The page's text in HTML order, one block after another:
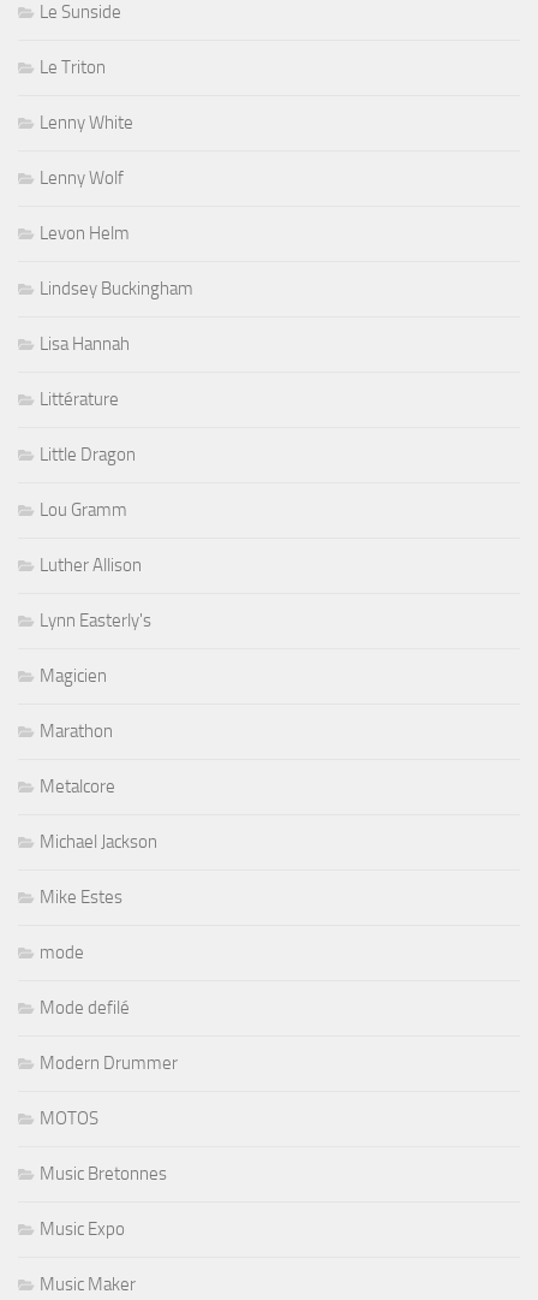
Le Sunside
Le Triton
Lenny White
Lenny Wolf
Levon Helm
Lindsey Buckingham
Lisa Hannah
Littérature
Little Dragon
Lou Gramm
Luther Allison
Lynn Easterly's
Magicien
Marathon
Metalcore
Michael Jackson
Mike Estes
mode
Mode defilé
Modern Drummer
MOTOS
Music Bretonnes
Music Expo
Music Maker